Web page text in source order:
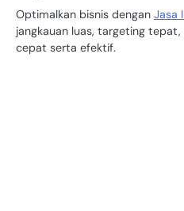
Optimalkan bisnis dengan Jasa
jangkauan luas, targeting
cepat serta efektif.